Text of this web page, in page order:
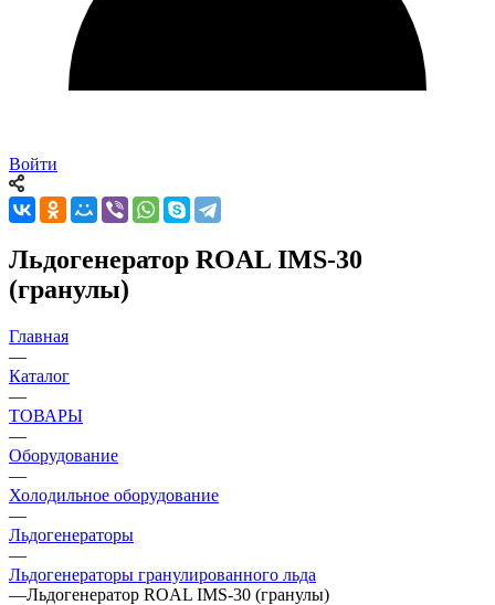
Войти
Льдогенератор ROAL IMS-30
(гранулы)
Главная
—
Каталог
—
ТОВАРЫ
—
Оборудование
—
Холодильное оборудование
—
Льдогенераторы
—
Льдогенераторы гранулированного льда
—Льдогенератор ROAL IMS-30 (гранулы)